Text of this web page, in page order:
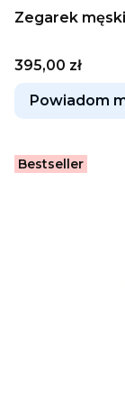
Zegarek
Cena
395,00 zł
Powiadom
Bestseller